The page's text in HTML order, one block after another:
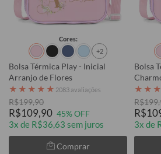
Cores:
+2
Bolsa Térmica Play - Inicial
Arranjo de Flores
★ ★ ★ ★ ★ 2083 avaliações
R$199,90
R$109,90 45% OFF
3x de R$36,63 sem juros
Comprar
Bolsa
★ ★ ★
3x de